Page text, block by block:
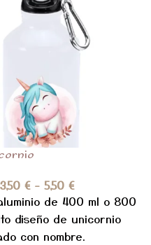
3,50€ - 5,50€
de 400 ml o 800
diseño de unicornio
con nombre.